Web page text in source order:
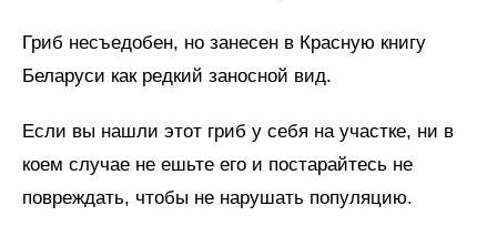
Гриб несъедобен, но занесен в Красную книгу
Беларуси как редкий заносной вид.
Если вы нашли этот гриб у себя на участке, ни в
коем случае не ешьте его и постарайтесь не
повреждать, чтобы не нарушать популяцию.